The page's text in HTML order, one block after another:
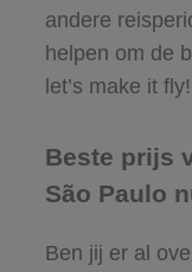
andere
helpen om de
let’s make it fly!
Beste prijs
São Paulo
Ben jij er al